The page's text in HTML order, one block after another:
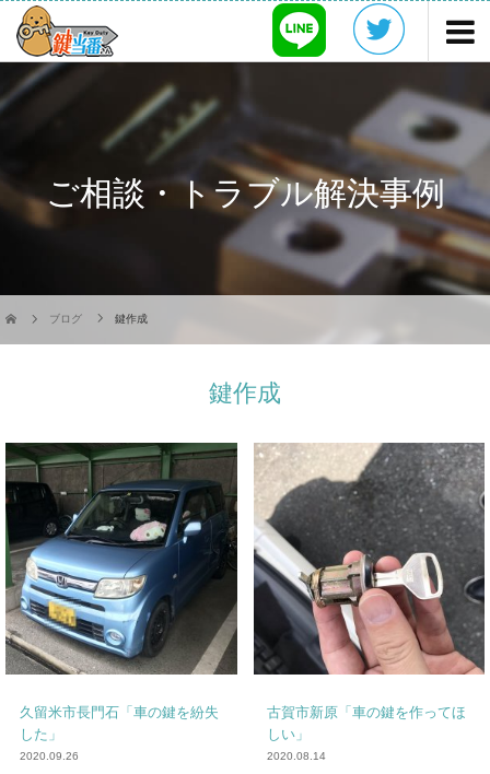
ご相談・トラブル解決事例
ブログ 鍵作成
鍵作成
久留米市長門石「車の鍵を紛失
した」
2020.09.26
古賀市新原「車の鍵を作ってほ
しい」
2020.08.14